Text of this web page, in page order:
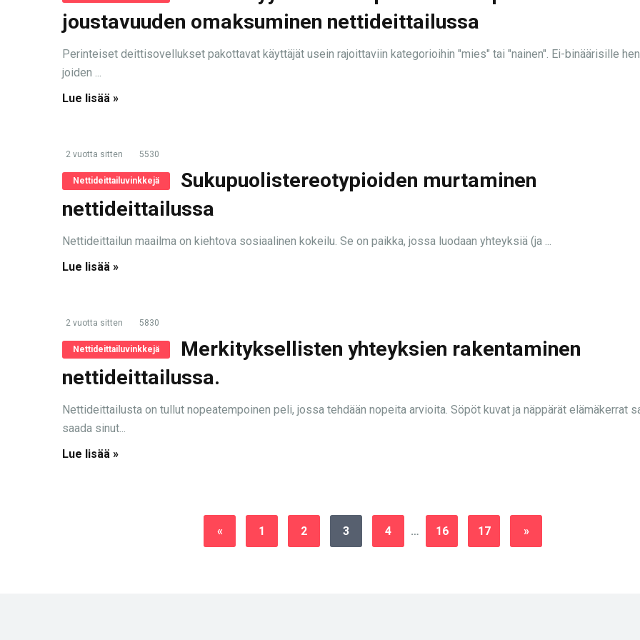
joustavuuden omaksuminen nettideittailussa
Perinteiset deittisovellukset pakottavat käyttäjät usein rajoittaviin kategorioihin "mies" tai "nainen". Ei-binäärisille
joiden ...
Lue lisää »
2 vuotta sitten 5530
Nettideittailuvinkkejä
Sukupuolistereotypioiden murtaminen
nettideittailussa
Nettideittailun maailma on kiehtova sosiaalinen kokeilu. Se on paikka, jossa luodaan yhteyksiä (ja ...
Lue lisää »
2 vuotta sitten 5830
Nettideittailuvinkkejä
Merkityksellisten yhteyksien rakentaminen
nettideittailussa.
Nettideittailusta on tullut nopeatempoinen peli, jossa tehdään nopeita arvioita. Söpöt kuvat ja näppärät elämäkerrat
saada sinut...
Lue lisää »
« 1 2 3 4 … 16 17 »